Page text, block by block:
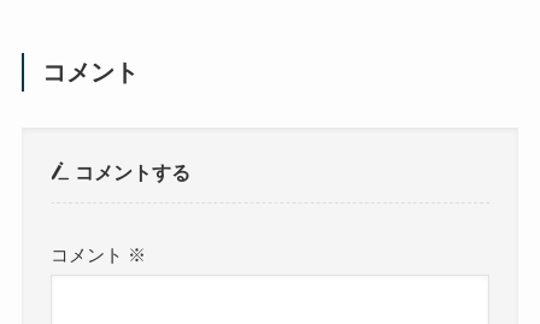
コメント
コメントする
コメント ※